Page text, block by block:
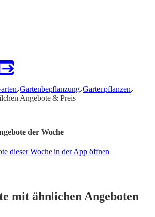
Gartenbepflanzung Gartenpflanzen
Angebote & Preis
der Woche
dieser Woche in der App öffnen
mit ähnlichen Angeboten